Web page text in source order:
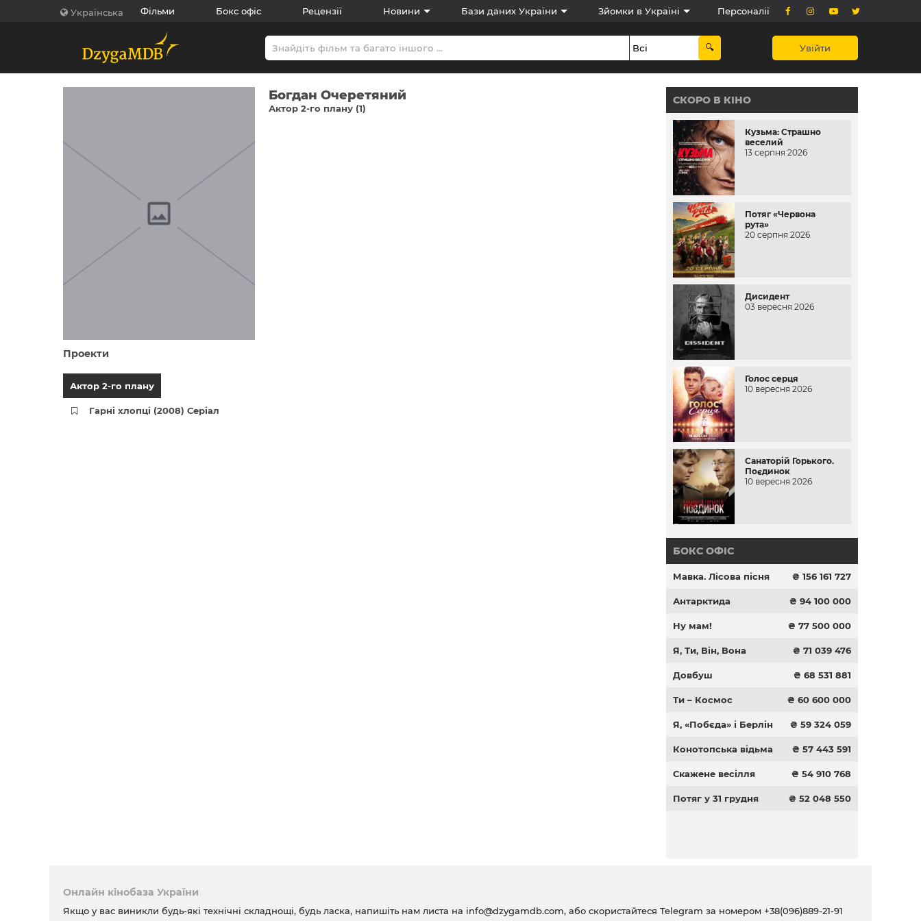
Українська Фільми Бокс офіс Рецензії Новини Бази даних України Зйомки в Україні Персоналії
Увійти
Богдан Очеретяний
Актор 2-го плану (1)
Проекти
Актор 2-го плану
Гарні хлопці (2008) Серіал
СКОРО В КІНО
Кузьма: Страшно
веселий
13 серпня 2026
Потяг «Червона
рута»
20 серпня 2026
Дисидент
03 вересня 2026
Голос серця
10 вересня 2026
Санаторій Горького.
Поєдинок
10 вересня 2026
БОКС ОФІС
Мавка. Лісова пісня ₴ 156 161 727
Антарктида ₴ 94 100 000
Ну мам! ₴ 77 500 000
Я, Ти, Він, Вона ₴ 71 039 476
Довбуш ₴ 68 531 881
Ти – Космос ₴ 60 600 000
Я, «Побєда» і Берлін ₴ 59 324 059
Конотопська відьма ₴ 57 443 591
Скажене весілля ₴ 54 910 768
Потяг у 31 грудня ₴ 52 048 550
Онлайн кінобаза України
Якщо у вас виникли будь-які технічні складнощі, будь ласка, напишіть нам листа на info@dzygamdb.com, або скористайтеся Telegram за номером +38(096)889-21-91